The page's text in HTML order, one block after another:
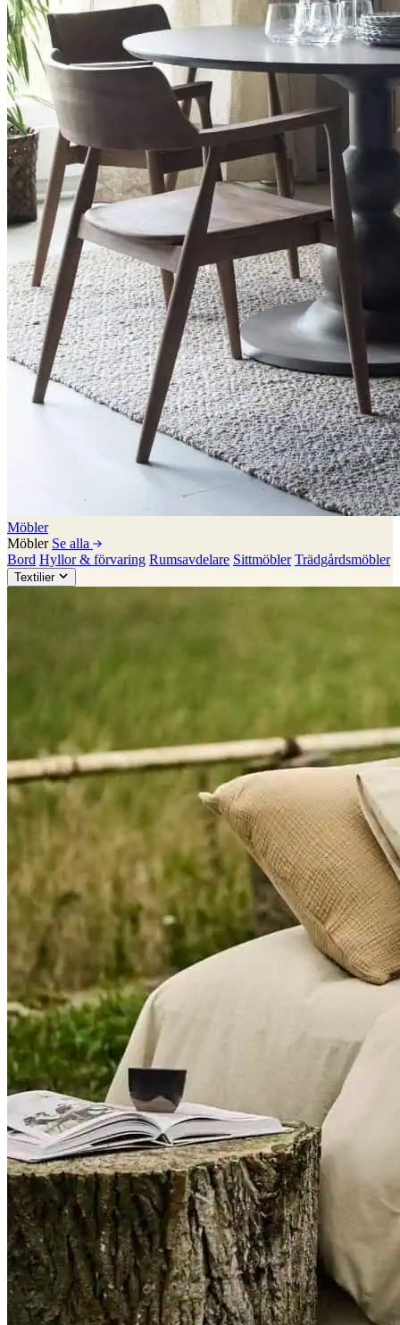
Möbler
Möbler Se alla
Bord Hyllor & förvaring Rumsavdelare Sittmöbler Trädgårdsmöbler
Textilier